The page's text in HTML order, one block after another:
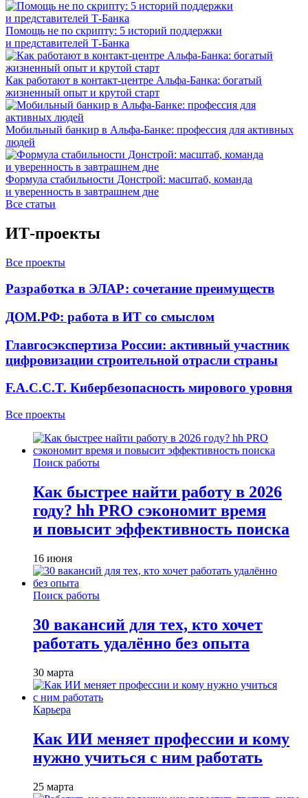
Помощь не по скрипту: 5 историй поддержки
и представителей Т-Банка
Как работают в контакт-центре Альфа-Банка: богатый
жизненный опыт и крутой старт
Мобильный банкир в Альфа-Банке: профессия для активных
людей
Формула стабильности Донстрой: масштаб, команда
и уверенность в завтрашнем дне
Все статьи
ИТ-проекты
Все проекты
Разработка в ЭЛАР: сочетание преимуществ
ДОМ.РФ: работа в ИТ со смыслом
Главгосэкспертиза России: активный участник
цифровизации строительной отрасли страны
F.A.C.C.T. Кибербезопасность мирового уровня
Все проекты
Поиск работы
Как быстрее найти работу в 2026
году? hh PRO сэкономит время
и повысит эффективность поиска
16 июня
Поиск работы
30 вакансий для тех, кто хочет
работать удалённо без опыта
30 марта
Карьера
Как ИИ меняет профессии и кому
нужно учиться с ним работать
25 марта